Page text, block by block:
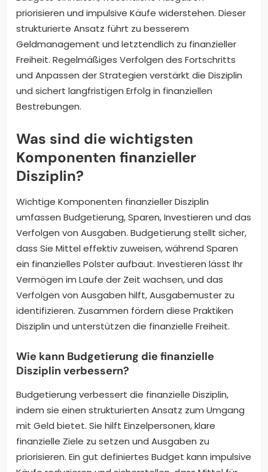
priorisieren und impulsive Käufe widerstehen. Dieser
strukturierte Ansatz führt zu besserem
Geldmanagement und letztendlich zu finanzieller
Freiheit. Regelmäßiges Verfolgen des Fortschritts
und Anpassen der Strategien verstärkt die Disziplin
und sichert langfristigen Erfolg in finanziellen
Bestrebungen.
Was sind die wichtigsten
Komponenten finanzieller
Disziplin?
Wichtige Komponenten finanzieller Disziplin
umfassen Budgetierung, Sparen, Investieren und das
Verfolgen von Ausgaben. Budgetierung stellt sicher,
dass Sie Mittel effektiv zuweisen, während Sparen
ein finanzielles Polster aufbaut. Investieren lässt Ihr
Vermögen im Laufe der Zeit wachsen, und das
Verfolgen von Ausgaben hilft, Ausgabemuster zu
identifizieren. Zusammen fördern diese Praktiken
Disziplin und unterstützen die finanzielle Freiheit.
Wie kann Budgetierung die finanzielle
Disziplin verbessern?
Budgetierung verbessert die finanzielle Disziplin,
indem sie einen strukturierten Ansatz zum Umgang
mit Geld bietet. Sie hilft Einzelpersonen, klare
finanzielle Ziele zu setzen und Ausgaben zu
priorisieren. Ein gut definiertes Budget kann impulsive